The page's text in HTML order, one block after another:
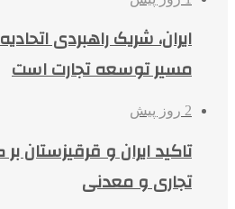
ایران، شریک راهبردی
مسیر توسعه تجارت است
2 روز پیش
تاکید ایران و
تجاری و معدنی